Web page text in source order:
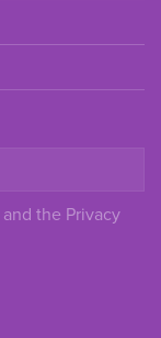
and the Privacy